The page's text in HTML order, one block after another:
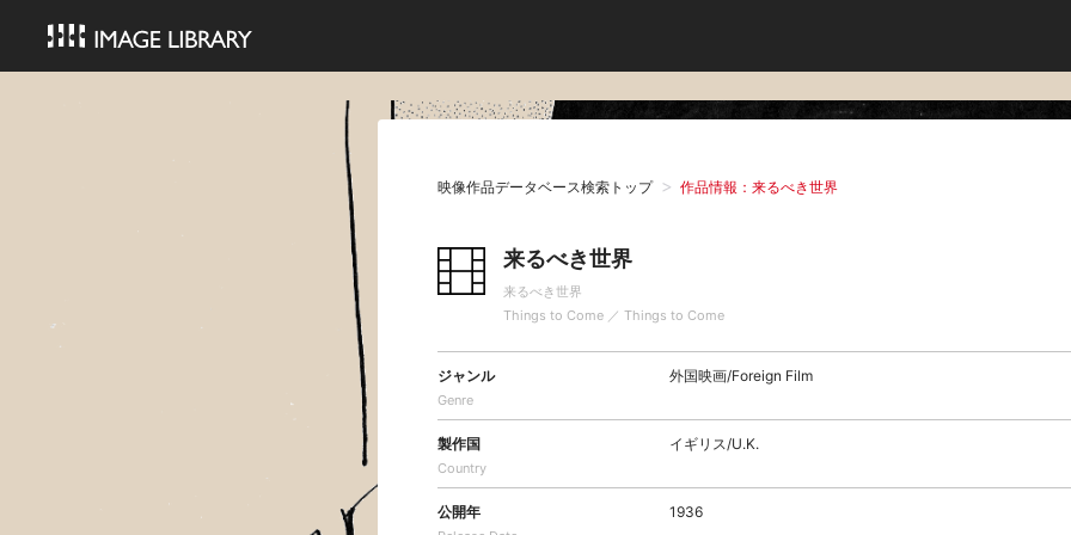
映像作品データベース検索トップ 作品情報：来るべき世界
来るべき世界
来るべき世界
Things to Come ／ Things to Come
ジャンル
Genre
外国映画/Foreign Film
製作国
Country
イギリス/U.K.
公開年 1936